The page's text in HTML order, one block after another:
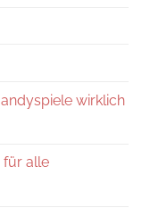
wirklich
für alle